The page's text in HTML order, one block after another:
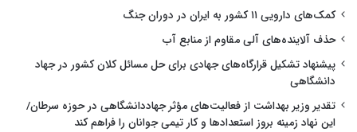
کمک‌های دارویی ۱۱ کشور به ایران در دوران جنگ
حذف آلاینده‌های آلی مقاوم از منابع آب
پیشنهاد تشکیل قرارگاه‌های جهادی برای حل مسائل کلان کشور در جهاد
دانشگاهی
تقدیر وزیر بهداشت از فعالیت‌های مؤثر جهاددانشگاهی در حوزه سرطان/
این نهاد زمینه بروز استعدادها و کار تیمی جوانان را فراهم کند